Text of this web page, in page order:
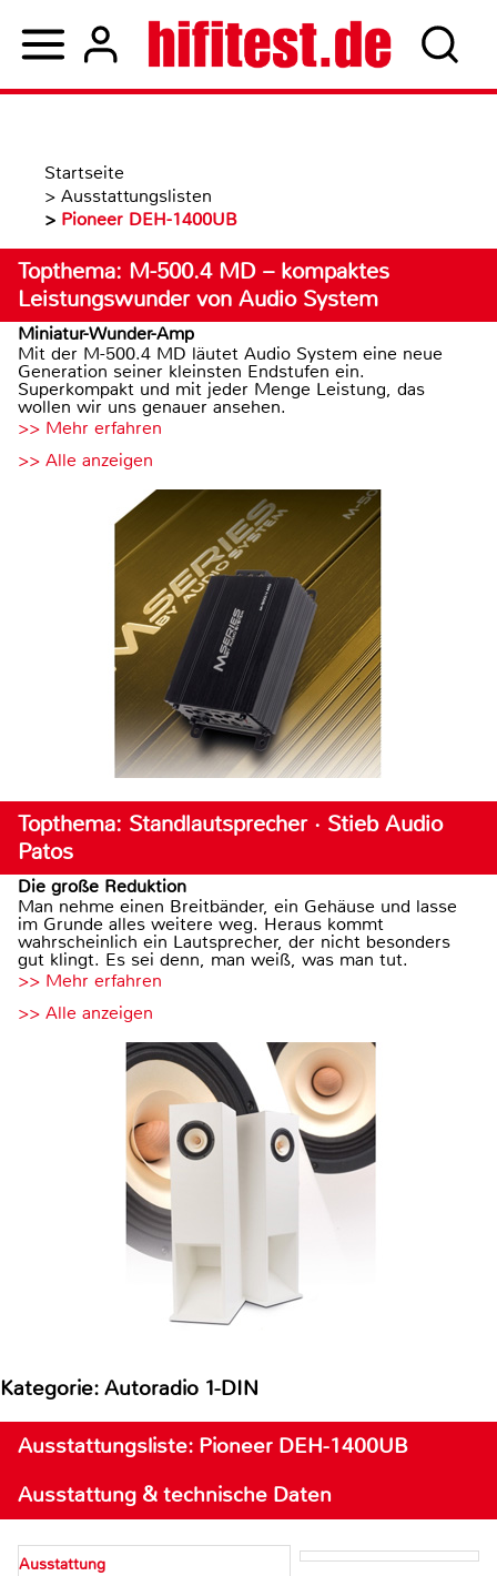
Startseite
> Ausstattungslisten
> Pioneer DEH-1400UB
Topthema: M-500.4 MD – kompaktes
Leistungswunder von Audio System
Miniatur-Wunder-Amp
Mit der M-500.4 MD läutet Audio System eine neue
Generation seiner kleinsten Endstufen ein.
Superkompakt und mit jeder Menge Leistung, das
wollen wir uns genauer ansehen.
>> Mehr erfahren
>> Alle anzeigen
Topthema: Standlautsprecher · Stieb Audio
Patos
Die große Reduktion
Man nehme einen Breitbänder, ein Gehäuse und lasse
im Grunde alles weitere weg. Heraus kommt
wahrscheinlich ein Lautsprecher, der nicht besonders
gut klingt. Es sei denn, man weiß, was man tut.
>> Mehr erfahren
>> Alle anzeigen
Kategorie: Autoradio 1-DIN
Ausstattungsliste: Pioneer DEH-1400UB
Ausstattung & technische Daten
Ausstattung